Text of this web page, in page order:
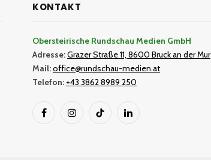
KONTAKT
Obersteirische Rundschau Medien GmbH
Adresse:Grazer Straße 11, 8600 Bruck an der Mur
Mail:office@rundschau-medien.at
Telefon: +43 3862 8989 250
FacebookInstagramTikTok LinkedIn